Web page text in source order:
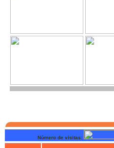
Número de visitas: